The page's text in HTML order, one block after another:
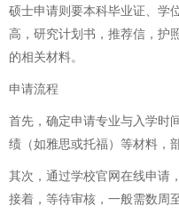
硕士申请则要本科毕业证、学
高，研究计划书，推荐信，护
的相关材料。
申请流程
首先，确定申请专业与入学时
绩（如雅思或托福）等材料，
其次，通过学校官网在线申请
接着，等待审核，一般需数周